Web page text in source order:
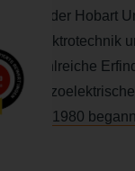
an der Hobart
Elektrotechnik
zahlreiche
Ab 1980
interessieren